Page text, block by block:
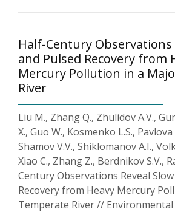
Half-Century Observations
and Pulsed Recovery from
Mercury Pollution in a
River
Liu M., Zhang Q., Zhulidov A.V.,
X., Guo W., Kosmenko L.S., Pavlova
Shamov V.V., Shiklomanov A.I.,
Xiao C., Zhang Z., Berdnikov S.V.,
Century Observations Reveal
Recovery from Heavy Mercury
Temperate River // Environmental